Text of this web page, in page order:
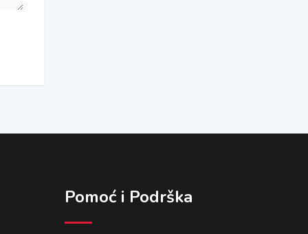
Pomoć i Podrška